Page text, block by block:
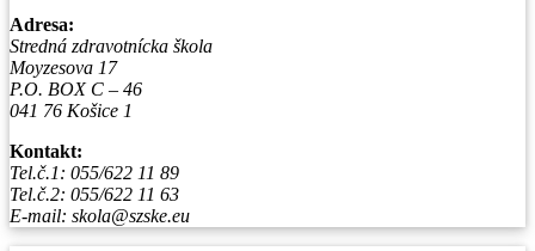
Adresa:
Stredná zdravotnícka škola
Moyzesova 17
P.O. BOX C – 46
041 76 Košice 1
Kontakt:
Tel.č.1: 055/622 11 89
Tel.č.2: 055/622 11 63
E-mail: skola@szske.eu